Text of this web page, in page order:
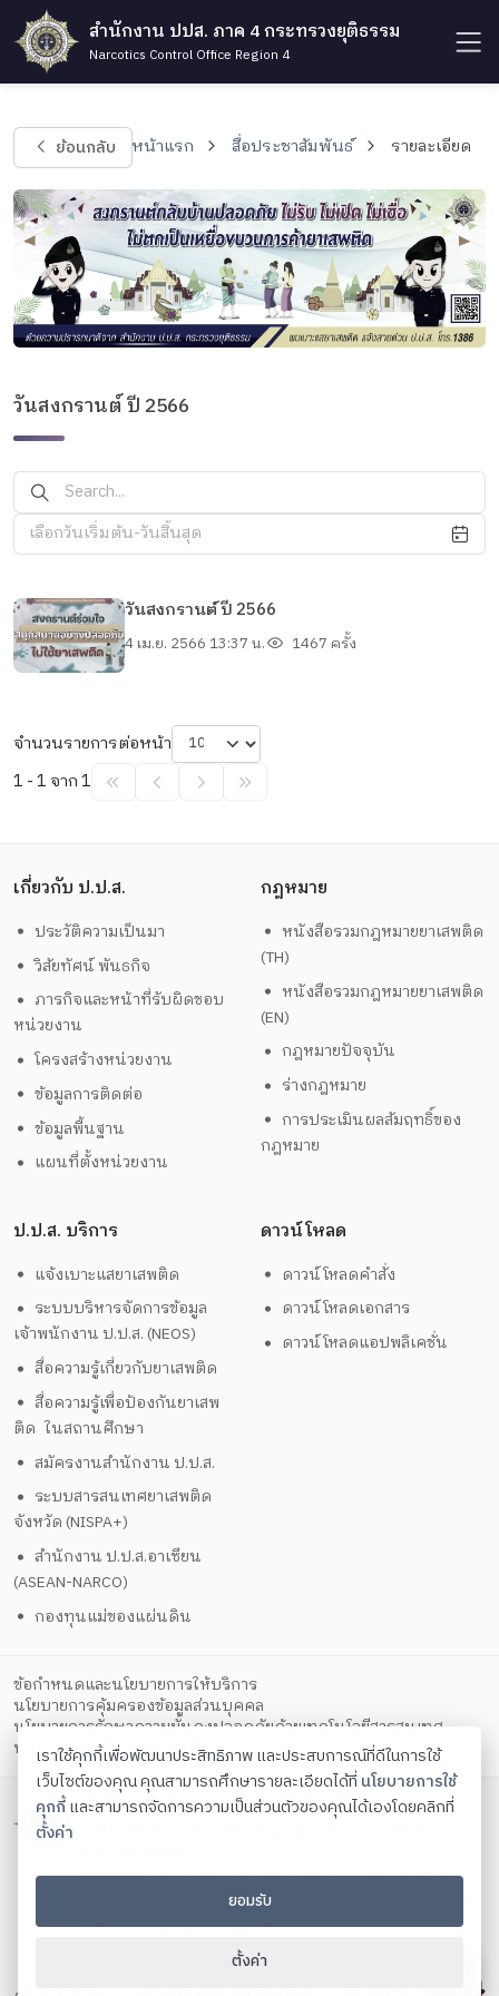
สำนักงาน ปปส. ภาค 4 กระทรวงยุติธรรม
Narcotics Control Office Region 4
ย้อนกลับ หน้าแรก สื่อประชาสัมพันธ์ รายละเอียด
วันสงกรานต์ ปี 2566
เลือกวันเริ่มต้น-วันสิ้นสุด
วันสงกรานต์ ปี 2566
4 เม.ย. 2566 13:37 น. 1467 ครั้ง
จำนวนรายการต่อหน้า
1 - 1 จาก 1
เกี่ยวกับ ป.ป.ส.
ประวัติความเป็นมา
วิสัยทัศน์ พันธกิจ
ภารกิจและหน้าที่รับผิดชอบ
หน่วยงาน
โครงสร้างหน่วยงาน
ข้อมูลการติดต่อ
ข้อมูลพื้นฐาน
แผนที่ตั้งหน่วยงาน
กฎหมาย
หนังสือรวมกฎหมายยาเสพติด
(TH)
หนังสือรวมกฎหมายยาเสพติด
(EN)
กฎหมายปัจจุบัน
ร่างกฎหมาย
การประเมินผลสัมฤทธิ์ของ
กฎหมาย
ป.ป.ส. บริการ
แจ้งเบาะแสยาเสพติด
ระบบบริหารจัดการข้อมูล
เจ้าพนักงาน ป.ป.ส. (NEOS)
สื่อความรู้เกี่ยวกับยาเสพติด
สื่อความรู้เพื่อป้องกันยาเสพ
ติด ในสถานศึกษา
สมัครงานสำนักงาน ป.ป.ส.
ระบบสารสนเทศยาเสพติด
จังหวัด (NISPA+)
สำนักงาน ป.ป.ส.อาเซียน
(ASEAN-NARCO)
กองทุนแม่ของแผ่นดิน
ดาวน์โหลด
ดาวน์โหลดคำสั่ง
ดาวน์โหลดเอกสาร
ดาวน์โหลดแอปพลิเคชั่น
ข้อกำหนดและนโยบายการให้บริการ
นโยบายการคุ้มครองข้อมูลส่วนบุคคล
นโยบายการรักษาความมั่นคงปลอดภัยด้วยเทคโนโลยีสารสนเทศ
นโยบายคุกกี้
ตั้งค่าคุกกี้
สำนักงาน ปปส. ภาค 4 กระทรวงยุติธรรม
โทรศัพท์ 0-4324-1029 , 0-4324-4019 , 0-4324-5459 , 0-
4324-6324 , 0-4324-6960 โทรสาร 0-4324-6790 Contact
us:saraban_or4@oncb.go.th
เราใช้คุกกี้เพื่อพัฒนาประสิทธิภาพ และประสบการณ์ที่ดีในการใช้
เว็บไซต์ของคุณ คุณสามารถศึกษารายละเอียดได้ที่ นโยบายการใช้
คุกกี้และสามารถจัดการความเป็นส่วนตัวของคุณได้เองโดยคลิกที่
ตั้งค่า
ยอมรับ
ตั้งค่า